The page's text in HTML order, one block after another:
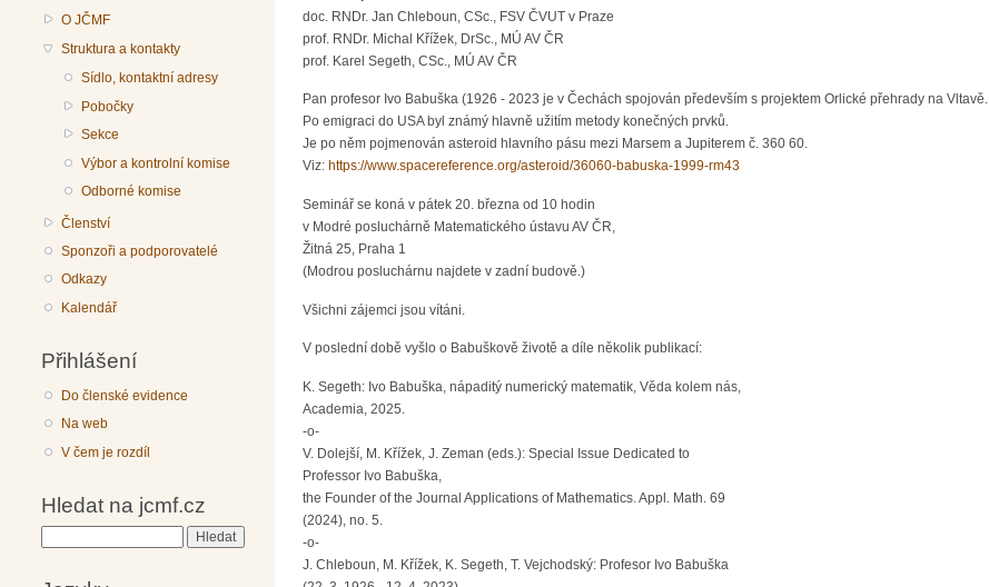
O JČMF
Struktura a kontakty
Sídlo, kontaktní adresy
Pobočky
Sekce
Výbor a kontrolní komise
Odborné komise
Členství
Sponzoři a podporovatelé
Odkazy
Kalendář
Přihlášení
Do členské evidence
Na web
V čem je rozdíl
Hledat na jcmf.cz
doc. RNDr. Jan Chleboun, CSc., FSV ČVUT v Praze
prof. RNDr. Michal Křížek, DrSc., MÚ AV ČR
prof. Karel Segeth, CSc., MÚ AV ČR
Pan profesor Ivo Babuška (1926 - 2023 je v Čechách spojován především s projektem Orlické přehrady na Vltavě.
Po emigraci do USA byl známý hlavně užitím metody konečných prvků.
Je po něm pojmenován asteroid hlavního pásu mezi Marsem a Jupiterem č. 360 60.
Viz: https://www.spacereference.org/asteroid/36060-babuska-1999-rm43
Seminář se koná v pátek 20. března od 10 hodin
v Modré posluchárně Matematického ústavu AV ČR,
Žitná 25, Praha 1
(Modrou posluchárnu najdete v zadní budově.)
Všichni zájemci jsou vítáni.
V poslední době vyšlo o Babuškově životě a díle několik publikací:
K. Segeth: Ivo Babuška, nápaditý numerický matematik, Věda kolem nás,
Academia, 2025.
-o-
V. Dolejší, M. Křížek, J. Zeman (eds.): Special Issue Dedicated to
Professor Ivo Babuška,
the Founder of the Journal Applications of Mathematics. Appl. Math. 69
(2024), no. 5.
-o-
J. Chleboun, M. Křížek, K. Segeth, T. Vejchodský: Profesor Ivo Babuška